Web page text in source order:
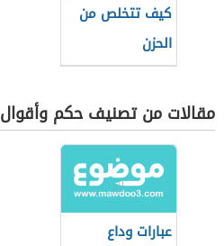
كيف تتخلص من
الحزن
مقالات من تصنيف حكم وأقوال
عبارات وداع